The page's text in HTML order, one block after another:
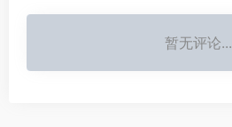
暂无评论...